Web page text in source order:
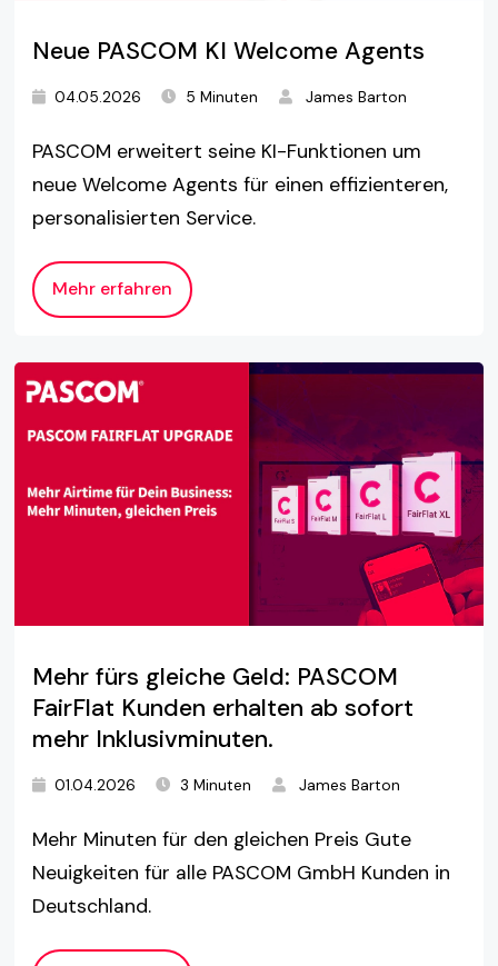
Neue PASCOM KI Welcome Agents
04.05.2026 5 Minuten James Barton
PASCOM erweitert seine KI-Funktionen um
neue Welcome Agents für einen effizienteren,
personalisierten Service.
Mehr erfahren
Mehr fürs gleiche Geld: PASCOM
FairFlat Kunden erhalten ab sofort
mehr Inklusivminuten.
01.04.2026 3 Minuten James Barton
Mehr Minuten für den gleichen Preis Gute
Neuigkeiten für alle PASCOM GmbH Kunden in
Deutschland.